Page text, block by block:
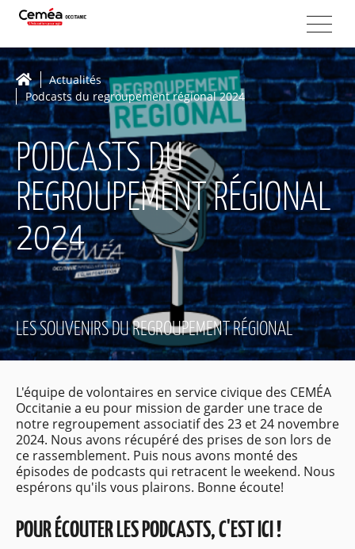
Actualités
Podcasts du regroupement régional 2024
PODCASTS DU
REGROUPEMENT RÉGIONAL
2024
LES SOUVENIRS DU REGROUPEMENT RÉGIONAL
L'équipe de volontaires en service civique des CEMÉA
Occitanie a eu pour mission de garder une trace de
notre regroupement associatif des 23 et 24 novembre
2024. Nous avons récupéré des prises de son lors de
ce rassemblement. Puis nous avons monté des
épisodes de podcasts qui retracent le weekend. Nous
espérons qu'ils vous plairons. Bonne écoute!
POUR ÉCOUTER LES PODCASTS, C'EST ICI !